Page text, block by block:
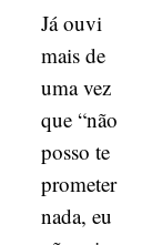
Já ouvi
mais de
uma vez
que “não
posso te
prometer
nada, eu